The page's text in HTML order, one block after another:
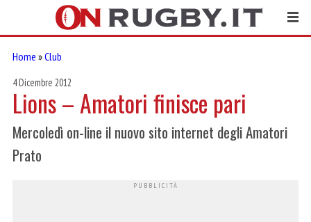
Home »Club
4 Dicembre 2012
Lions – Amatori finisce pari
Mercoledì on-line il nuovo sito internet degli Amatori
Prato